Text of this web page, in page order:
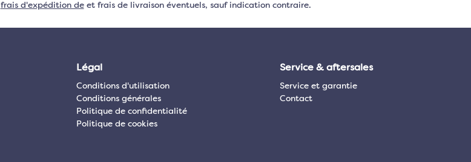
frais d'expédition deet frais de livraison éventuels, sauf indication contraire.
Légal
Conditions d'utilisation
Conditions générales
Politique de confidentialité
Politique de cookies
Service & aftersales
Service et garantie
Contact